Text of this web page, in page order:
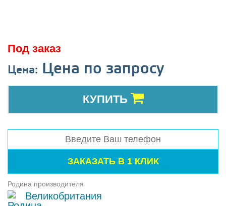
Под заказ
Цена: Цена по запросу
КУПИТЬ
Родина производителя
Великобритания